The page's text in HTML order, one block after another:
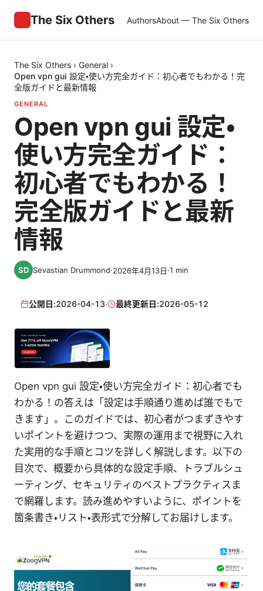
The Six Others AuthorsAbout — The Six Others
The Six Others › General ›
Open vpn gui 設定・使い方完全ガイド：初心者でもわかる！完
全版ガイドと最新情報
GENERAL
Open vpn gui 設定・
使い方完全ガイド：
初心者でもわかる！
完全版ガイドと最新
情報
Sevastian Drummond·2026年4月13日·1 min
公開日:2026-04-13· 最終更新日:2026-05-12
Open vpn gui 設定・使い方完全ガイド：初心者でも
わかる！の答えは「設定は手順通り進めば誰でもで
きます」。このガイドでは、初心者がつまずきやす
いポイントを避けつつ、実際の運用まで視野に入れ
た実用的な手順とコツを詳しく解説します。以下の
目次で、概要から具体的な設定手順、トラブルシュ
ーティング、セキュリティのベストプラクティスま
で網羅します。読み進めやすいように、ポイントを
箇条書き・リスト・表形式で分解してお届けします。